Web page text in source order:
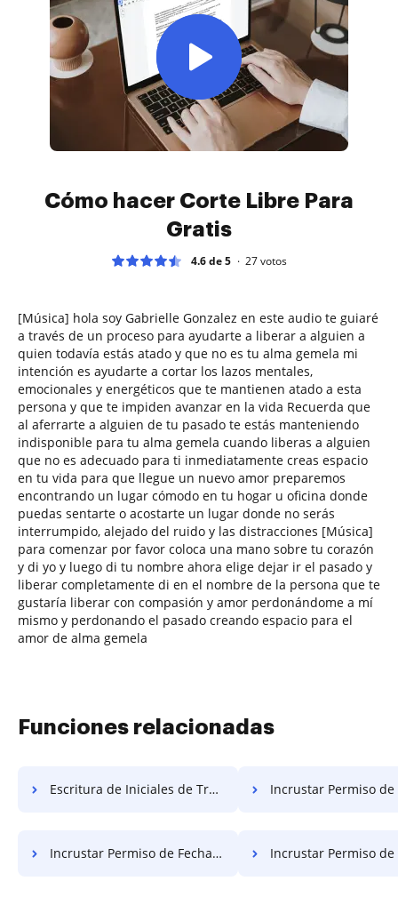
Cómo hacer Corte Libre Para
Gratis
4.6 de 5 27votos
[Música] hola soy Gabrielle Gonzalez en este audio te guiaré
a través de un proceso para ayudarte a liberar a alguien a
quien todavía estás atado y que no es tu alma gemela mi
intención es ayudarte a cortar los lazos mentales,
emocionales y energéticos que te mantienen atado a esta
persona y que te impiden avanzar en la vida Recuerda que
al aferrarte a alguien de tu pasado te estás manteniendo
indisponible para tu alma gemela cuando liberas a alguien
que no es adecuado para ti inmediatamente creas espacio
en tu vida para que llegue un nuevo amor preparemos
encontrando un lugar cómodo en tu hogar u oficina donde
puedas sentarte o acostarte un lugar donde no serás
interrumpido, alejado del ruido y las distracciones [Música]
para comenzar por favor coloca una mano sobre tu corazón
y di yo y luego di tu nombre ahora elige dejar ir el pasado y
liberar completamente di en el nombre de la persona que te
gustaría liberar con compasión y amor perdonándome a mí
mismo y perdonando el pasado creando espacio para el
amor de alma gemela
Funciones relacionadas
Escritura de Iniciales de Trabajo Gratis Incrustar Permiso de
Incrustar Permiso de Fecha Gratis Incrustar Permiso de